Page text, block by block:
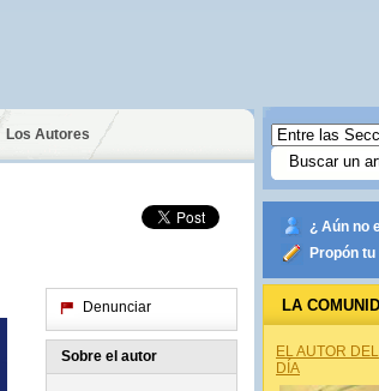
Los Autores
Denunciar
Sobre el autor
¿ Aún no
Propón tu
LA
EL AUTOR DEL
DÍA